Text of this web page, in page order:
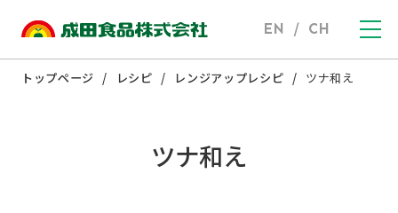
EN / CH
トップページ レシピ レンジアップレシピ ツナ和え
ツナ和え